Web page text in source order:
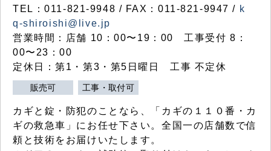
TEL：011-821-9948 / FAX：011-821-9947 / k
q-shiroishi@live.jp
営業時間：店舗 10：00〜19：00 工事受付 8：
00〜23：00
定休日：第1・第3・第5日曜日 工事 不定休
販売可 工事・取付可
カギと錠・防犯のことなら、「カギの１１０番・カ
ギの救急車」にお任せ下さい。全国一の店舗数で信
頼と技術をお届けいたします。